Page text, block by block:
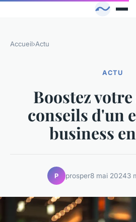
Accueil›Actu
ACTU
Boostez votre
conseils d'un
business
P prosper8 mai 20243